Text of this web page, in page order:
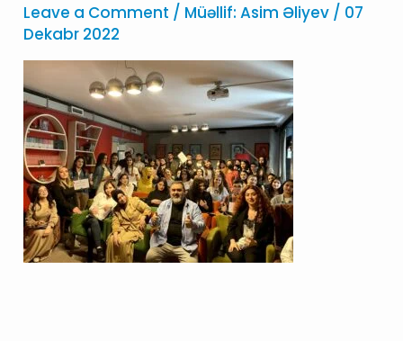
Leave a Comment / Müəllif:Asim Əliyev / 07
Dekabr 2022